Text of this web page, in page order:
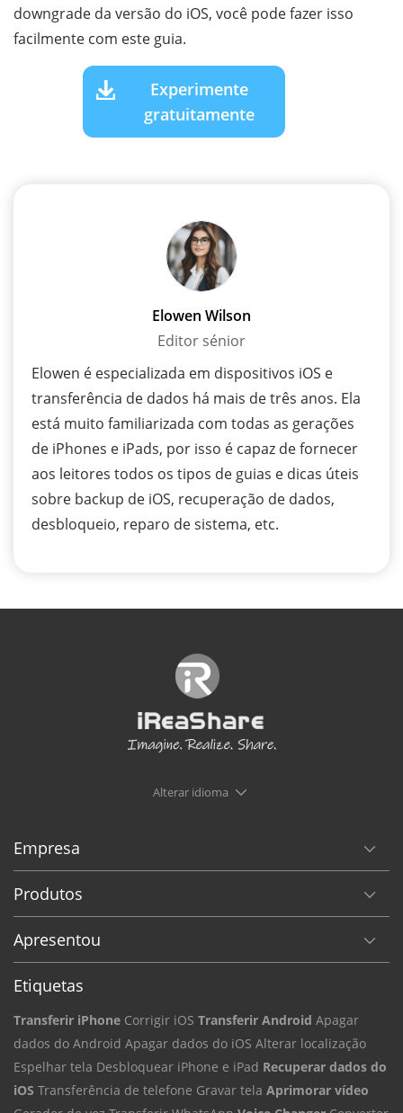
downgrade da versão do iOS, você pode fazer isso
facilmente com este guia.
Experimente
gratuitamente
Elowen Wilson
Editor sénior
Elowen é especializada em dispositivos iOS e
transferência de dados há mais de três anos. Ela
está muito familiarizada com todas as gerações
de iPhones e iPads, por isso é capaz de fornecer
aos leitores todos os tipos de guias e dicas úteis
sobre backup de iOS, recuperação de dados,
desbloqueio, reparo de sistema, etc.
Alterar idioma
Empresa
Produtos
Apresentou
Etiquetas
Transferir iPhone Corrigir iOS Transferir Android Apagar
dados do Android Apagar dados do iOS Alterar localização
Espelhar tela Desbloquear iPhone e iPad Recuperar dados do
iOS Transferência de telefone Gravar tela Aprimorar vídeo